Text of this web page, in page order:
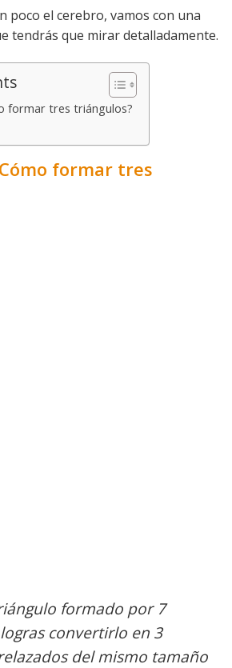
poco el cerebro, vamos con una
tendrás que mirar detalladamente.
formar tres triángulos?
formar tres
formado por 7
convertirlo en 3
del mismo tamaño